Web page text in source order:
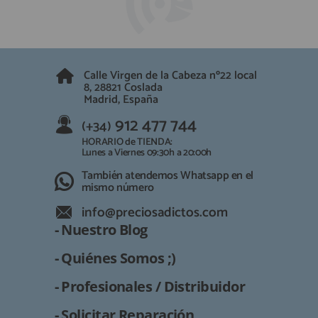
(+34) 912 477 744
HORARIO de TIENDA:
Lunes a Viernes 09:30h a 20:00h
También atendemos Whatsapp
info@preciosadictos.com
Calle Virgen de la Cabeza nº22 local
8, 28821 Coslada
Madrid, España
(+34) 912 477 744
HORARIO de TIENDA:
Lunes a Viernes 09:30h a 20:00h
También atendemos Whatsapp en el
mismo número
info@preciosadictos.com
- Nuestro Blog
- Quiénes Somos ;)
- Profesionales / Distribuidor